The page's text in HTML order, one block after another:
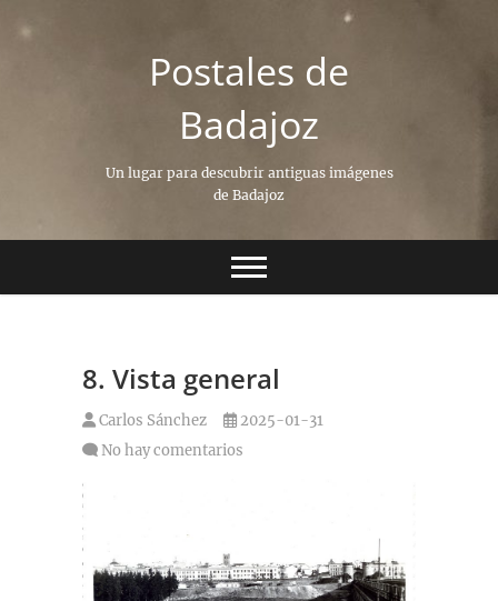
Postales de
Badajoz
Un lugar para descubrir antiguas imágenes
de Badajoz
8. Vista general
Carlos Sánchez
2025-01-31
No hay comentarios